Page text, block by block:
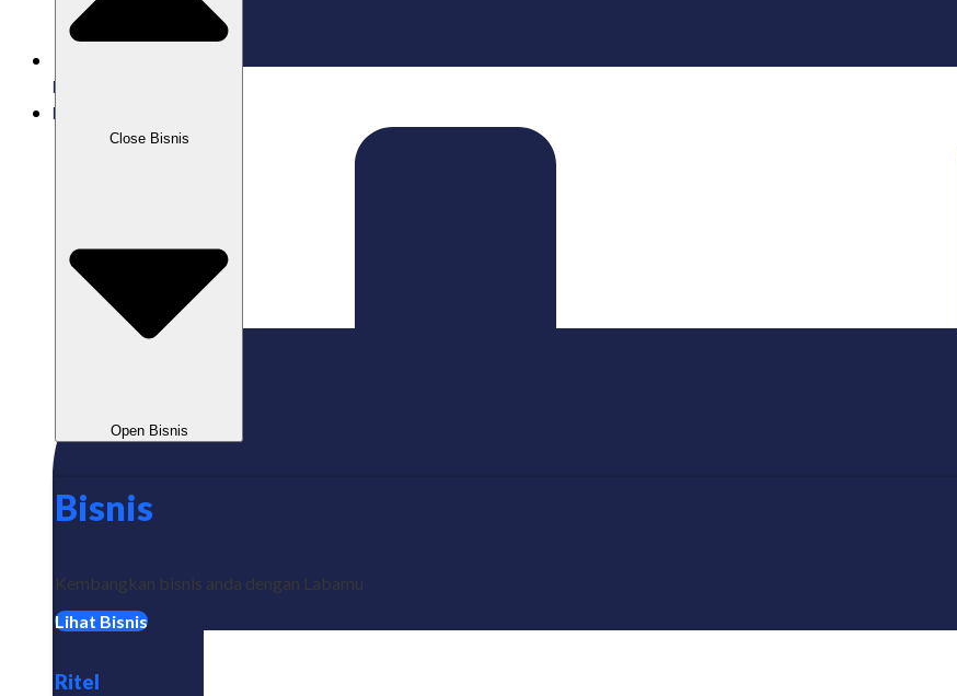
Close Bisnis
Open Bisnis
Bisnis
Kembangkan bisnis anda dengan Labamu
Lihat Bisnis
Ritel
Published:
Labamu